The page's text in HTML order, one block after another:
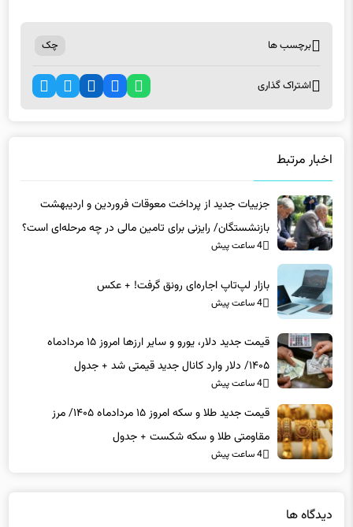
برچسب ها چک
اشتراک گذاری
اخبار مرتبط
جزییات جدید از پرداخت معوقات فروردین و اردیبهشت
بازنشستگان/ رایزنی برای تامین مالی در چه مرحله‌ای است؟
4 ساعت پیش
بازار لپ‌تاپ اجاره‌ای رونق گرفت! + عکس
4 ساعت پیش
قیمت جدید دلار، یورو و سایر ارزها امروز ۱۵ مردادماه
۱۴۰۵/ دلار وارد کانال جدید قیمتی شد + جدول
4 ساعت پیش
قیمت جدید طلا و سکه امروز ۱۵ مردادماه ۱۴۰۵/ مرز
مقاومتی طلا و سکه شکست + جدول
4 ساعت پیش
دیدگاه ها